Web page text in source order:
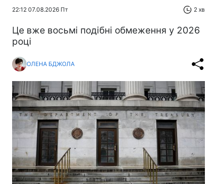
22:12 07.08.2026 Пт 2 хв
Це вже восьмі подібні обмеження у 2026
році
ОЛЕНА БДЖОЛА